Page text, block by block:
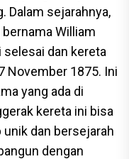
Dalam sejarahnya,
William
dan kereta
November 1875. Ini
yang ada di
kereta ini bisa
dan bersejarah
dengan